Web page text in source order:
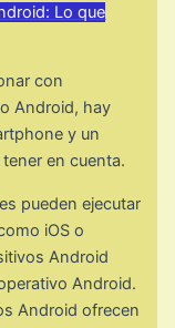
Lo que
con
Android, hay
y un
en cuenta.
pueden ejecutar
iOS o
Android
Android.
Android ofrecen